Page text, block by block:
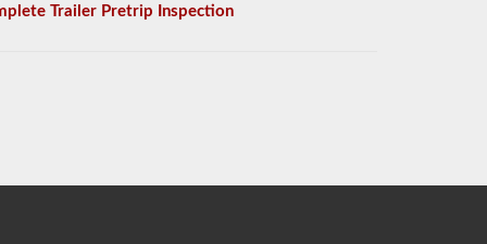
Trailer Pretrip Inspection